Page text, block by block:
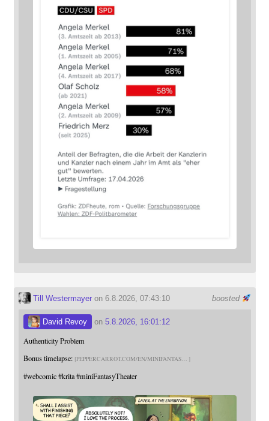
boosted
Till Westermayeron 6.8.2026, 07:43:10
David Revoy on 5.8.2026, 16:01:12
Authenticity Problem
Bonus timelapse: PEPPERCARROT.COM/EN/MINIFANTAS
#webcomic #krita #miniFantasyTheater